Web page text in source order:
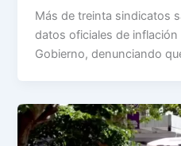
Más de treinta sindicatos
datos oficiales de
Gobierno, denunciando